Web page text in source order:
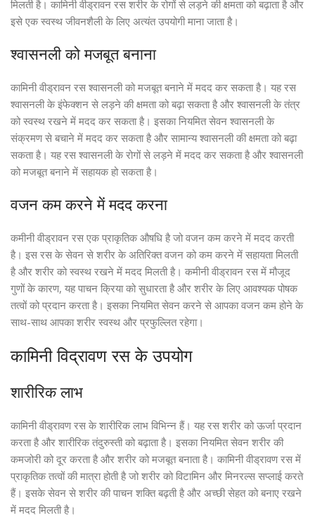
मिलती है। कामिनी वीड्रावन रस शरीर के रोगों से लड़ने की क्षमता को बढ़ाता है और
इसे एक स्वस्थ जीवनशैली के लिए अत्यंत उपयोगी माना जाता है।
श्वासनली को मजबूत बनाना
कामिनी वीड्रावन रस श्वासनली को मजबूत बनाने में मदद कर सकता है। यह रस
श्वासनली के इंफेक्शन से लड़ने की क्षमता को बढ़ा सकता है और श्वासनली के तंत्र
को स्वस्थ रखने में मदद कर सकता है। इसका नियमित सेवन श्वासनली के
संक्रमण से बचाने में मदद कर सकता है और सामान्य श्वासनली की क्षमता को बढ़ा
सकता है। यह रस श्वासनली के रोगों से लड़ने में मदद कर सकता है और श्वासनली
को मजबूत बनाने में सहायक हो सकता है।
वजन कम करने में मदद करना
कमीनी वीड्रावन रस एक प्राकृतिक औषधि है जो वजन कम करने में मदद करती
है। इस रस के सेवन से शरीर के अतिरिक्त वजन को कम करने में सहायता मिलती
है और शरीर को स्वस्थ रखने में मदद मिलती है। कमीनी वीड्रावन रस में मौजूद
गुणों के कारण, यह पाचन क्रिया को सुधारता है और शरीर के लिए आवश्यक पोषक
तत्वों को प्रदान करता है। इसका नियमित सेवन करने से आपका वजन कम होने के
साथ-साथ आपका शरीर स्वस्थ और प्रफुल्लित रहेगा।
कामिनी विद्रावण रस के उपयोग
शारीरिक लाभ
कामिनी वीड्रावण रस के शारीरिक लाभ विभिन्न हैं। यह रस शरीर को ऊर्जा प्रदान
करता है और शारीरिक तंदुरुस्ती को बढ़ाता है। इसका नियमित सेवन शरीर की
कमजोरी को दूर करता है और शरीर को मजबूत बनाता है। कामिनी वीड्रावण रस में
प्राकृतिक तत्वों की मात्रा होती है जो शरीर को विटामिन और मिनरल्स सप्लाई करते
हैं। इसके सेवन से शरीर की पाचन शक्ति बढ़ती है और अच्छी सेहत को बनाए रखने
में मदद मिलती है।